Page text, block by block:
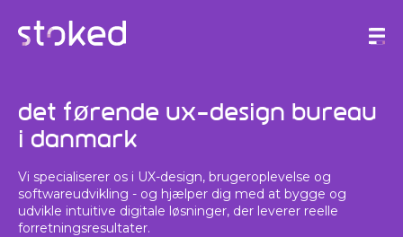
Det førende UX-design bureau
i Danmark
Vi specialiserer os i UX-design, brugeroplevelse og
softwareudvikling - og hjælper dig med at bygge og
udvikle intuitive digitale løsninger, der leverer reelle
forretningsresultater.